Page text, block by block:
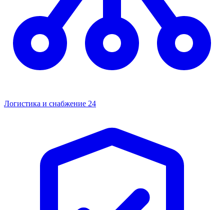
Логистика и снабжение 24